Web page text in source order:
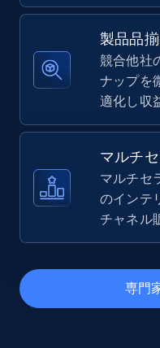
price, Final price,
5.4K+
TikTok Shop -
by keywords
URL, Title,
price, Final price,
5.4K+
製品品
競合他社
ナップを
適化し収
マルチ
マルチセ
のインテ
チャネル
専門